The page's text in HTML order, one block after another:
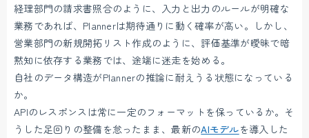
経理部門の請求書照合のように、入力と出力のルールが明確な
業務であれば、Plannerは期待通りに動く確率が高い。しかし、
営業部門の新規開拓リスト作成のように、評価基準が曖昧で暗
黙知に依存する業務では、途端に迷走を始める。
自社のデータ構造がPlannerの推論に耐えうる状態になっている
か。
APIのレスポンスは常に一定のフォーマットを保っているか。そ
うした足回りの整備を怠ったまま、最新のAIモデルを導入した